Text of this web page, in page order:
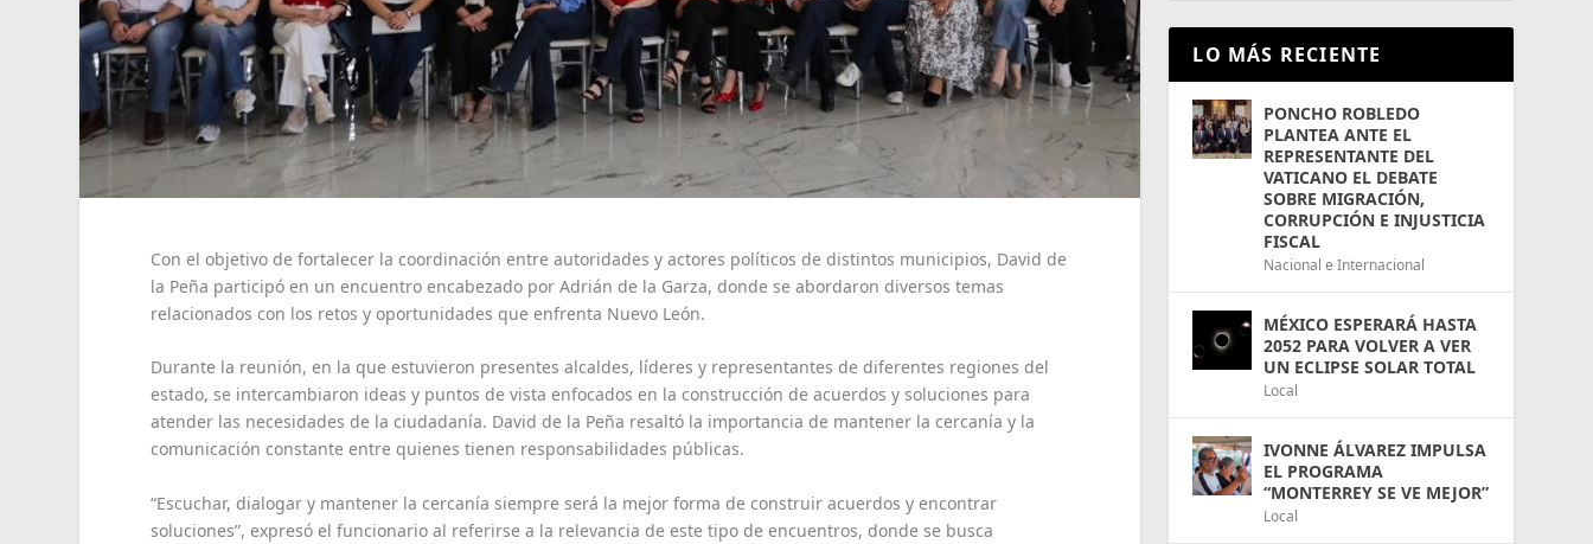
Con el objetivo de fortalecer la coordinación entre autoridades y actores políticos de distintos municipios, David de
la Peña participó en un encuentro encabezado por Adrián de la Garza, donde se abordaron diversos temas
relacionados con los retos y oportunidades que enfrenta Nuevo León.
Durante la reunión, en la que estuvieron presentes alcaldes, líderes y representantes de diferentes regiones del
estado, se intercambiaron ideas y puntos de vista enfocados en la construcción de acuerdos y soluciones para
atender las necesidades de la ciudadanía. David de la Peña resaltó la importancia de mantener la cercanía y la
comunicación constante entre quienes tienen responsabilidades públicas.
“Escuchar, dialogar y mantener la cercanía siempre será la mejor forma de construir acuerdos y encontrar
soluciones”, expresó el funcionario al referirse a la relevancia de este tipo de encuentros, donde se busca
LO MÁS RECIENTE
PONCHO ROBLEDO
PLANTEA ANTE EL
REPRESENTANTE DEL
VATICANO EL DEBATE
SOBRE MIGRACIÓN,
CORRUPCIÓN E INJUSTICIA
FISCAL
Nacional e Internacional
MÉXICO ESPERARÁ HASTA
2052 PARA VOLVER A VER
UN ECLIPSE SOLAR TOTAL
Local
IVONNE ÁLVAREZ IMPULSA
EL PROGRAMA
“MONTERREY SE VE MEJOR”
Local